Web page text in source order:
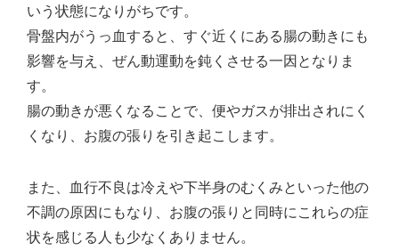
いう状態になりがちです。
骨盤内がうっ血すると、すぐ近くにある腸の動きにも
影響を与え、ぜん動運動を鈍くさせる一因となりま
す。
腸の動きが悪くなることで、便やガスが排出されにく
くなり、お腹の張りを引き起こします。
また、血行不良は冷えや下半身のむくみといった他の
不調の原因にもなり、お腹の張りと同時にこれらの症
状を感じる人も少なくありません。